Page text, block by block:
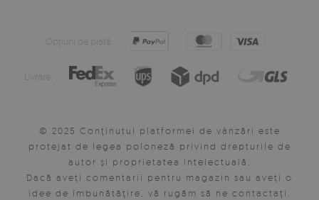
Opţiuni de plată:
Livrare:
© 2025 Conținutul platformei de vânzări este
protejat de legea poloneză privind drepturile de
autor și proprietatea intelectuală.
Dacă aveți comentarii pentru magazin sau aveți o
idee de îmbunătățire, vă rugăm să ne contactați.